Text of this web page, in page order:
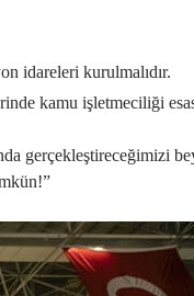
idareleri kurulmalıdır.
kamu işletmeciliği esas
gerçekleştireceğimizi